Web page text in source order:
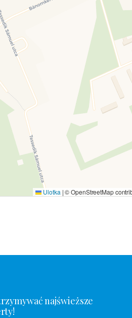
Ulotka |© OpenStreetMap
najświeższe